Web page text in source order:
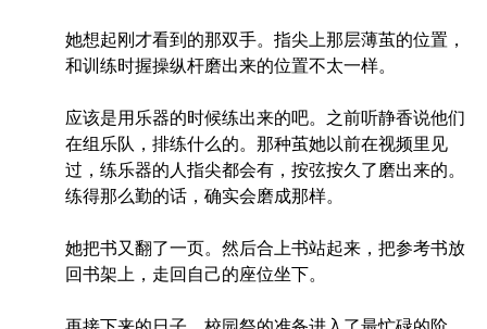
她想起刚才看到的那双手。指尖上那层薄茧的位置，
和训练时握操纵杆磨出来的位置不太一样。
应该是用乐器的时候练出来的吧。之前听静香说他们
在组乐队，排练什么的。那种茧她以前在视频里见
过，练乐器的人指尖都会有，按弦按久了磨出来的。
练得那么勤的话，确实会磨成那样。
她把书又翻了一页。然后合上书站起来，把参考书放
回书架上，走回自己的座位坐下。